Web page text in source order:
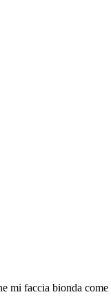
mi faccia bionda